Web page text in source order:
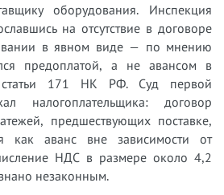
оборудования. Инспекция
на отсутствие в договоре
в явном виде — по мнению
предоплатой, а не авансом в
171 НК РФ. Суд первой
налогоплательщика: договор
предшествующих поставке,
как аванс вне зависимости от
НДС в размере около 4,2
незаконным.